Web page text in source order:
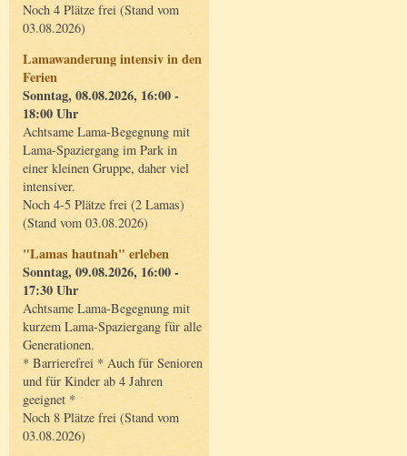
Noch 4 Plätze frei (Stand vom
03.08.2026)
Lamawanderung intensiv in den
Ferien
Sonntag, 08.08.2026, 16:00 -
18:00 Uhr
Achtsame Lama-Begegnung mit
Lama-Spaziergang im Park in
einer kleinen Gruppe, daher viel
intensiver.
Noch 4-5 Plätze frei (2 Lamas)
(Stand vom 03.08.2026)
"Lamas hautnah" erleben
Sonntag, 09.08.2026, 16:00 -
17:30 Uhr
Achtsame Lama-Begegnung mit
kurzem Lama-Spaziergang für alle
Generationen.
* Barrierefrei * Auch für Senioren
und für Kinder ab 4 Jahren
geeignet *
Noch 8 Plätze frei (Stand vom
03.08.2026)